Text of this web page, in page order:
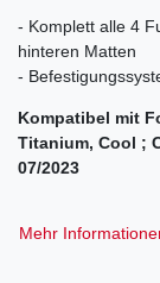
- Komplett alle 4
hinteren Matten
-
Kompatibel mit
Titanium, Cool ;
07/2023
Mehr